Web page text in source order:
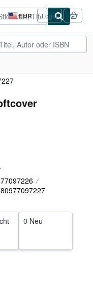
EUR
Seite
der
Einkaufseinstellungen.
Login
0 Neu